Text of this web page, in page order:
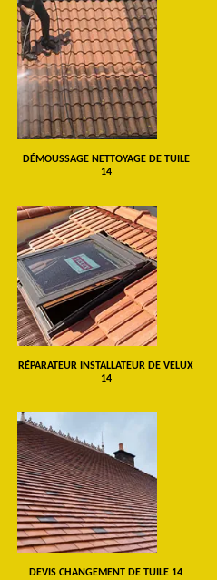
DÉMOUSSAGE NETTOYAGE DE TUILE
14
RÉPARATEUR INSTALLATEUR DE VELUX
14
DEVIS CHANGEMENT DE TUILE 14